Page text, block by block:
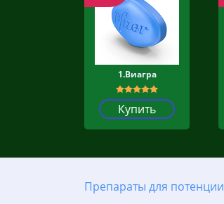
1.Виагра
Купить
Препараты для потенции